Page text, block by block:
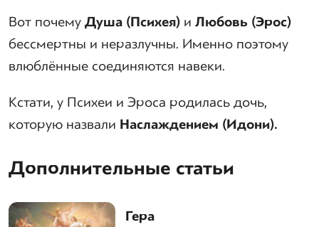
Вот почемуДуша (Психея) и Любовь (Эрос)
бессмертны и неразлучны. Именно поэтому
влюблённые соединяются навеки.
Кстати, у Психеи и Эроса родилась дочь,
которую назвали Наслаждением (Идони).
Дополнительные статьи
Гера